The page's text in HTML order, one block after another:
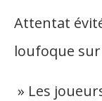
Attentat
loufoque
» Les